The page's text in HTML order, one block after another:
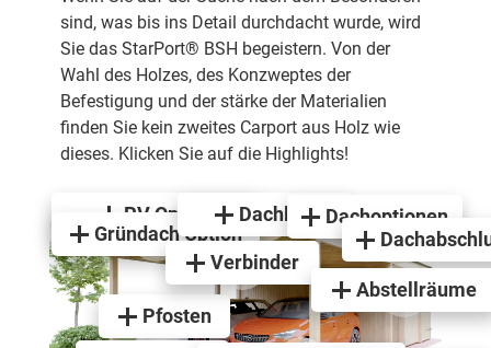
sind, was bis ins Detail durchdacht wurde, wird
Sie das StarPort® BSH begeistern. Von der
Wahl des Holzes, des Konzweptes der
Befestigung und der stärke der Materialien
finden Sie kein zweites Carport aus Holz wie
dieses. Klicken Sie auf die Highlights!
PV Option
Gründach Option
Dachlast Dachoptionen
Pfosten
Verbinder
Abstellräume